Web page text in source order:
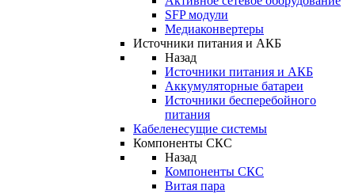
SFP модули
Медиаконвертеры
Источники питания и АКБ
Назад
Источники питания и АКБ
Аккумуляторные батареи
Источники бесперебойного
питания
Кабеленесущие системы
Компоненты СКС
Назад
Компоненты СКС
Витая пара